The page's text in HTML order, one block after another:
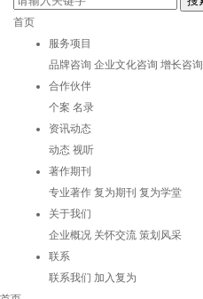
首页
服务项目
品牌咨询 企业文化咨询 增长咨询
合作伙伴
个案 名录
资讯动态
动态 视听
著作期刊
专业著作 复为期刊 复为学堂
关于我们
企业概况 关怀交流 策划风采
联系
联系我们 加入复为